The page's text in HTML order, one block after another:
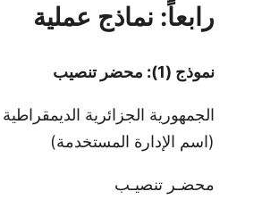
رابعاً: نماذج عملية
نموذج (1): محضر تنصيب
الجمهورية الجزائرية
(اسم الإدارة المستخدمة)
محضـر تنصيـب